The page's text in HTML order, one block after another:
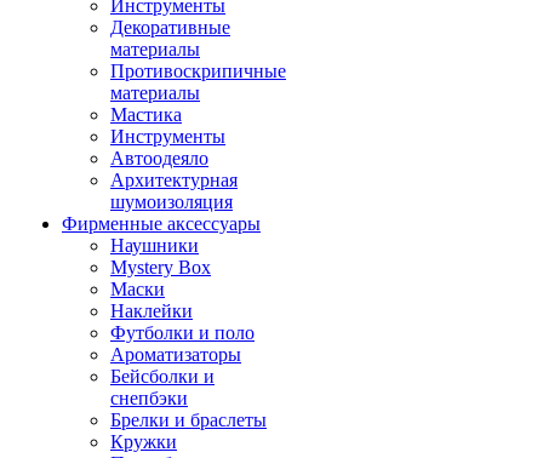
Инструменты
Декоративные
материалы
Противоскрипичные
материалы
Мастика
Инструменты
Автоодеяло
Архитектурная
шумоизоляция
Фирменные аксессуары
Наушники
Mystery Box
Маски
Наклейки
Футболки и поло
Ароматизаторы
Бейсболки и
снепбэки
Брелки и браслеты
Кружки